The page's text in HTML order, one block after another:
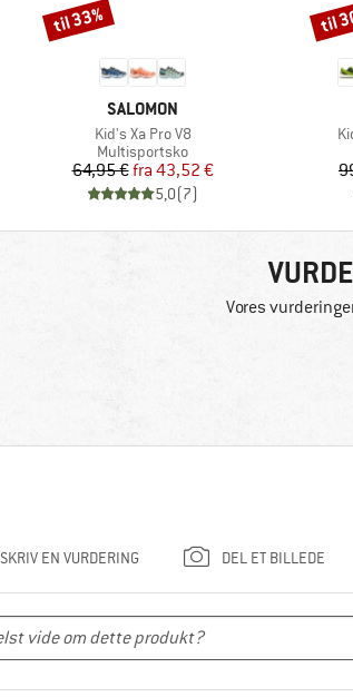
MÆRKE
SALOMON
Artikel
Kid's Xa Pro V8
Produktgruppe
Multisportsko
Pris
64,95 € Nedsat pris
fra 43,52 €
5,0(7)
Rabat
til 33% til
Vores
SKRIV EN VURDERING DEL ET BILLEDE